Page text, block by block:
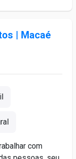
| Macaé
com